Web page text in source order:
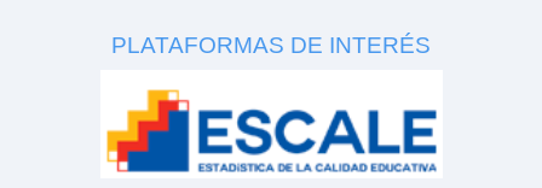
PLATAFORMAS DE INTERÉS